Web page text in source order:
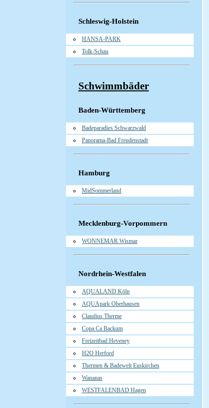
Schleswig-Holstein
HANSA-PARK
Tolk-Schau
Schwimmbäder
Baden-Württemberg
Badeparadies Schwarzwald
Panorama-Bad Freudenstadt
Hamburg
MidSommerland
Mecklenburg-Vorpommern
WONNEMAR Wismar
Nordrhein-Westfalen
AQUALAND Köln
AQUApark Oberhausen
Claudius Therme
Copa Ca Backum
Freizeitbad Heveney
H2O Herford
Thermen & Badewelt Euskirchen
Wananas
WESTFALENBAD Hagen